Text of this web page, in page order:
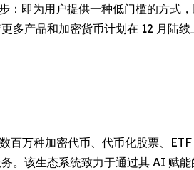
即为用户提供一种低门槛的方式
多产品和加密货币计划在 12 月陆
百万种加密代币、代币化股票、
。该生态系统致力于通过其 AI 赋